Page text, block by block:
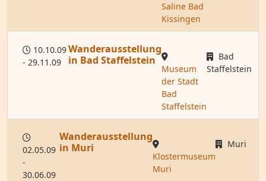
Saline Bad
Kissingen
10.10.09
- 29.11.09
Wanderausstellung
in Bad Staffelstein
Museum
der Stadt
Bad
Staffelstein
Bad
Staffelstein
02.05.09
-
30.06.09
Wanderausstellung
in Muri
Klostermuseum
Muri
Muri